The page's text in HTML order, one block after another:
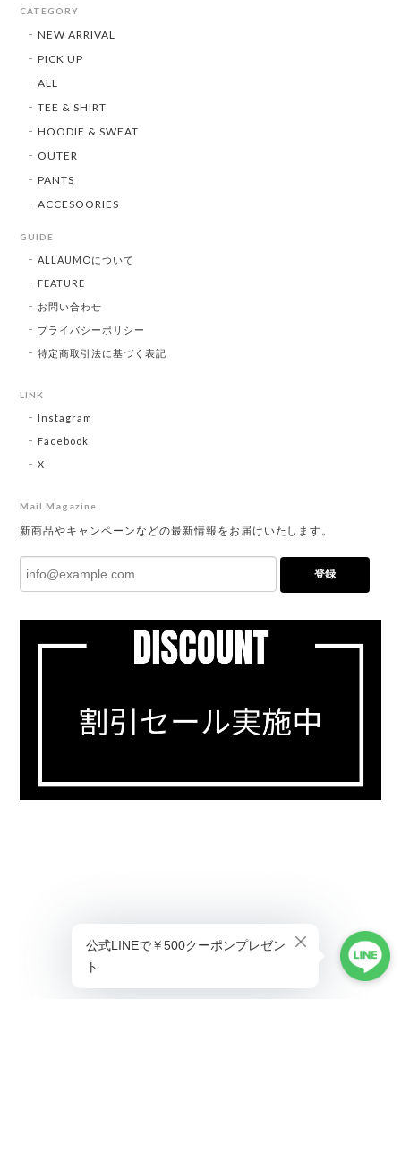
CATEGORY
NEW ARRIVAL
PICK UP
ALL
TEE & SHIRT
HOODIE & SWEAT
OUTER
PANTS
ACCESOORIES
GUIDE
ALLAUMOについて
FEATURE
お問い合わせ
プライバシーポリシー
特定商取引法に基づく表記
LINK
Instagram
Facebook
X
Mail Magazine
新商品やキャンペーンなどの最新情報をお届けいたします。
登録